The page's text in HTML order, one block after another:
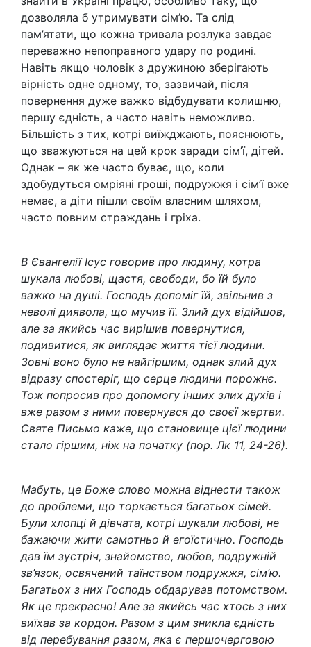
дозволяла б утримувати сім’ю. Та слід
пам’ятати, що кожна тривала розлука завдає
переважно непоправного удару по родині.
Навіть якщо чоловік з дружиною зберігають
вірність одне одному, то, зазвичай, після
повернення дуже важко відбудувати колишню,
першу єдність, а часто навіть неможливо.
Більшість з тих, котрі виїжджають, пояснюють,
що зважуються на цей крок заради сім’ї, дітей.
Однак – як же часто буває, що, коли
здобудуться омріяні гроші, подружжя і сім’ї вже
немає, а діти пішли своїм власним шляхом,
часто повним страждань і гріха.
В Євангелії Ісус говорив про людину, котра
шукала любові, щастя, свободи, бо їй було
важко на душі. Господь допоміг їй, звільнив з
неволі диявола, що мучив її. Злий дух відійшов,
але за якийсь час вирішив повернутися,
подивитися, як виглядає життя тієї людини.
Зовні воно було не найгіршим, однак злий дух
відразу спостеріг, що серце людини порожнє.
Тож попросив про допомогу інших злих духів і
вже разом з ними повернувся до своєї жертви.
Святе Письмо каже, що становище цієї людини
стало гіршим, ніж на початку (пор. Лк 11, 24-26).
Мабуть, це Боже слово можна віднести також
до проблеми, що торкається багатьох сімей.
Були хлопці й дівчата, котрі шукали любові, не
бажаючи жити самотньо й егоїстично. Господь
дав їм зустріч, знайомство, любов, подружній
зв’язок, освячений таїнством подружжя, сім’ю.
Багатьох з них Господь обдарував потомством.
Як це прекрасно! Але за якийсь час хтось з них
виїхав за кордон. Разом з цим зникла єдність
від перебування разом, яка є першочерговою